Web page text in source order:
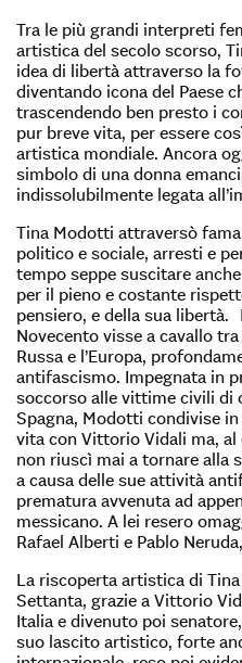
Tra le più grandi interpreti
artistica del secolo scorso,
idea di libertà attraverso la
diventando icona del Paese
trascendendo ben presto i
pur breve vita, per essere
artistica mondiale. Ancora
simbolo di una donna
indissolubilmente legata
Tina Modotti attraversò
politico e sociale, arresti e
tempo seppe suscitare
per il pieno e costante
pensiero, e della sua libertà.
Novecento visse a cavallo
Russa e l’Europa,
antifascismo. Impegnata in
soccorso alle vittime civili di
Spagna, Modotti condivise
vita con Vittorio Vidali ma,
non riuscì mai a tornare alla
a causa delle sue attività
prematura avvenuta ad
messicano. A lei resero
Rafael Alberti e Pablo
La riscoperta artistica di
Settanta, grazie a Vittorio
Italia e divenuto poi
suo lascito artistico, forte